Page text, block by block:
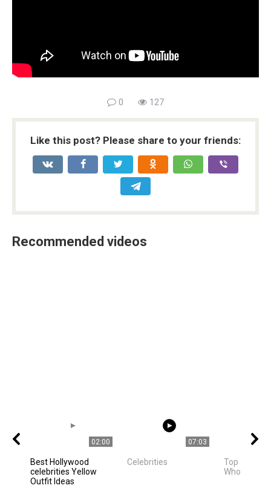
0 127
Like this post? Please share to your friends:
Recommended videos
02:00
Best Hollywood
celebrities Yellow
Outfit Ideas
07:03
Celebrities
Top 10
Who Live in